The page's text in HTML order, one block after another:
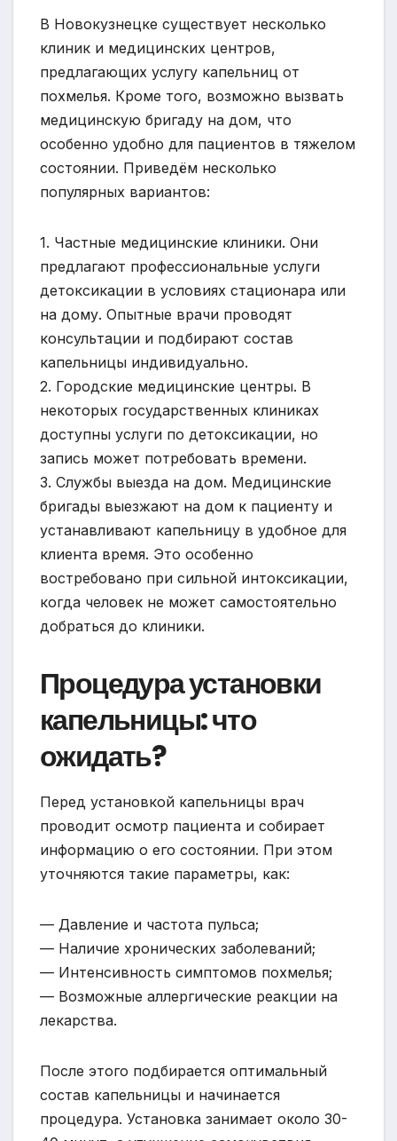
В Новокузнецке существует несколько
клиник и медицинских центров,
предлагающих услугу капельниц от
похмелья. Кроме того, возможно вызвать
медицинскую бригаду на дом, что
особенно удобно для пациентов в тяжелом
состоянии. Приведём несколько
популярных вариантов:
1. Частные медицинские клиники. Они
предлагают профессиональные услуги
детоксикации в условиях стационара или
на дому. Опытные врачи проводят
консультации и подбирают состав
капельницы индивидуально.
2. Городские медицинские центры. В
некоторых государственных клиниках
доступны услуги по детоксикации, но
запись может потребовать времени.
3. Службы выезда на дом. Медицинские
бригады выезжают на дом к пациенту и
устанавливают капельницу в удобное для
клиента время. Это особенно
востребовано при сильной интоксикации,
когда человек не может самостоятельно
добраться до клиники.
Процедура установки
капельницы: что
ожидать?
Перед установкой капельницы врач
проводит осмотр пациента и собирает
информацию о его состоянии. При этом
уточняются такие параметры, как:
— Давление и частота пульса;
— Наличие хронических заболеваний;
— Интенсивность симптомов похмелья;
— Возможные аллергические реакции на
лекарства.
После этого подбирается оптимальный
состав капельницы и начинается
процедура. Установка занимает около 30-